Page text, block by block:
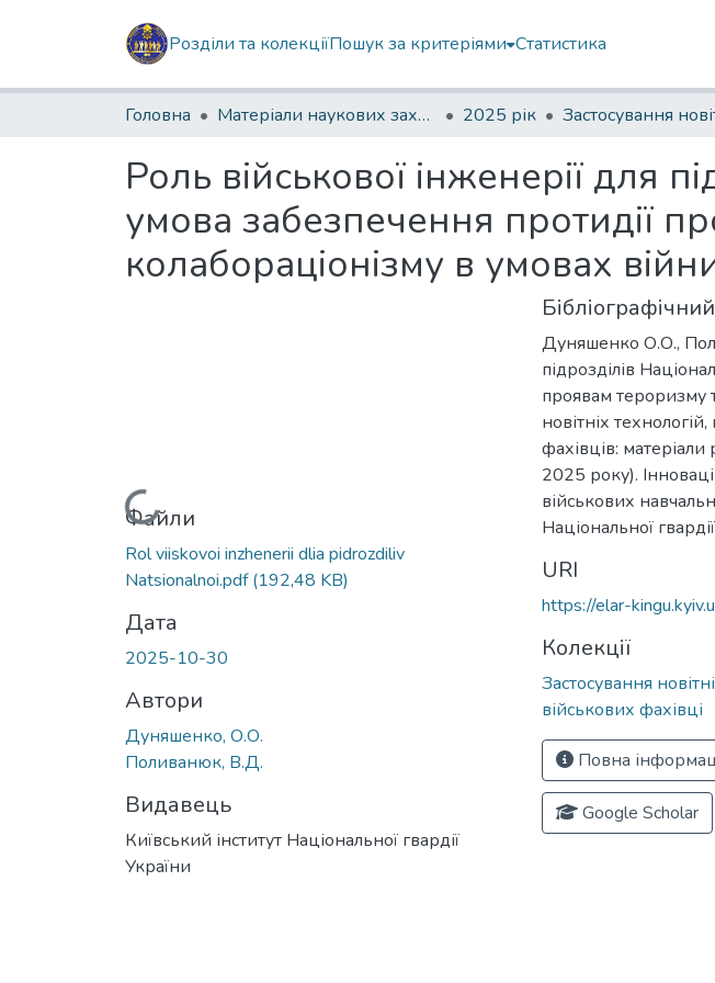
Розділи та колекціїПошук за критеріями Статистика
Головна Матеріали наукових заходів 2025 рік
Роль військової інженерії для
умова забезпечення протидії
колабораціонізму в умовах
Вантажиться...
Файли
Rol viiskovoi inzhenerii dlia pidrozdiliv
Natsionalnoi.pdf(192,48 KB)
Дата
2025-10-30
Автори
Дуняшенко, О.О.
Поливанюк, В.Д.
Видавець
Київський інститут Національної гвардії
України
Дуняшенко О.О.,
підрозділів
проявам тероризму
новітніх
фахівців: матеріали
2025 року).
військових
Національної
URI
https://elar-
Колекції
Застосування
військових фахівці
Повна
Google Scholar